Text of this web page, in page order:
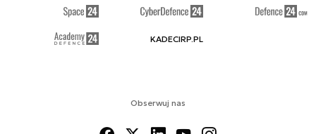
Obserwuj nas
KADECIRP.PL